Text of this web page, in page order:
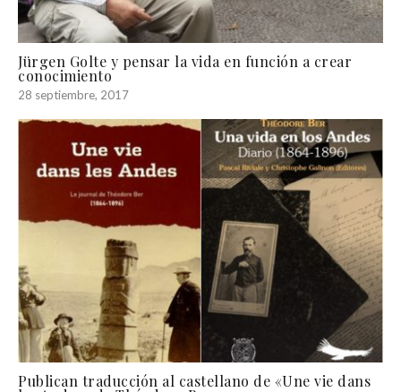
Jürgen Golte y pensar la vida en función a crear
conocimiento
28 septiembre, 2017
Publican traducción al castellano de «Une vie dans